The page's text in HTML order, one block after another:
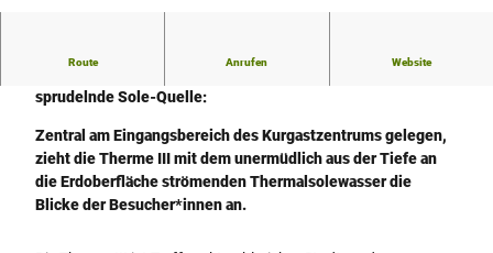
Route Anrufen Website
sprudelnde Sole-Quelle:
Zentral am Eingangsbereich des Kurgastzentrums gelegen,
zieht die Therme III mit dem unermüdlich aus der Tiefe an
die Erdoberfläche strömenden Thermalsolewasser die
Blicke der Besucher*innen an.